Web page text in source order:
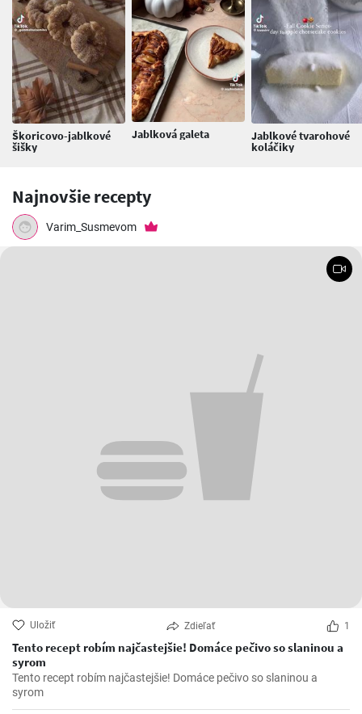
Škoricovo-jablkové
šišky
Jablková galeta Jablkové tvarohové
koláčiky
Najnovšie recepty
Varim_Susmevom
Uložiť Zdieľať 1
Tento recept robím najčastejšie! Domáce pečivo so slaninou a
syrom
Tento recept robím najčastejšie! Domáce pečivo so slaninou a
syrom